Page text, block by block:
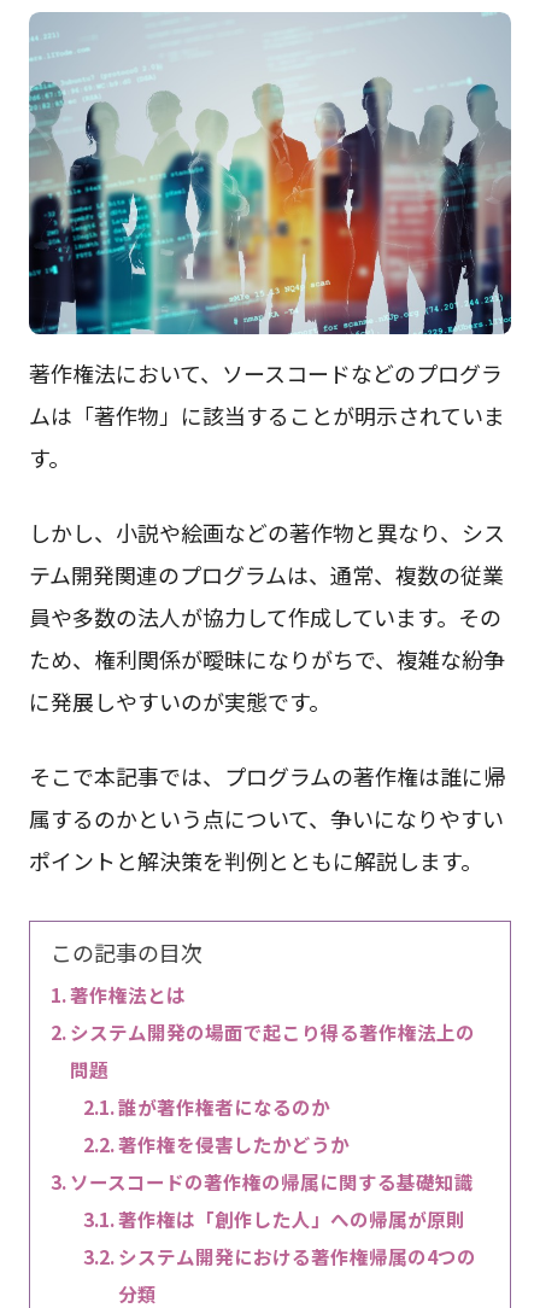
著作権法において、ソースコードなどのプログラ
ムは「著作物」に該当することが明示されていま
す。
しかし、小説や絵画などの著作物と異なり、シス
テム開発関連のプログラムは、通常、複数の従業
員や多数の法人が協力して作成しています。その
ため、権利関係が曖昧になりがちで、複雑な紛争
に発展しやすいのが実態です。
そこで本記事では、プログラムの著作権は誰に帰
属するのかという点について、争いになりやすい
ポイントと解決策を判例とともに解説します。
この記事の目次
著作権法とは
システム開発の場面で起こり得る著作権法上の
問題
誰が著作権者になるのか
著作権を侵害したかどうか
ソースコードの著作権の帰属に関する基礎知識
著作権は「創作した人」への帰属が原則
システム開発における著作権帰属の4つの
分類